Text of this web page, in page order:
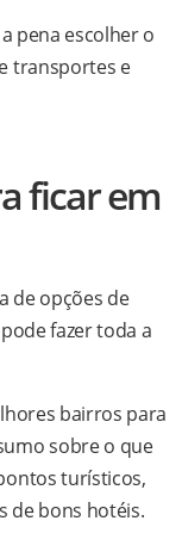
pena escolher o
transportes e
ficar em
de opções de
fazer toda a
bairros para
sobre o que
turísticos,
de bons hotéis.